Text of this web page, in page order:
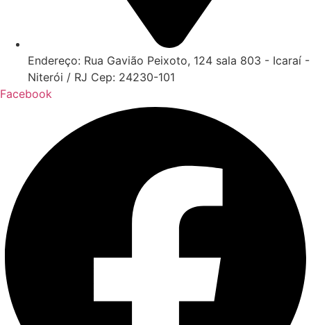
Endereço: Rua Gavião Peixoto, 124 sala 803 - Icaraí -
Niterói / RJ Cep: 24230-101
Facebook